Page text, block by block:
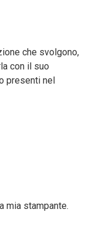
che svolgono,
con il suo
presenti nel
mia stampante.